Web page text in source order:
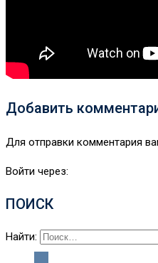
Добавить
Для отправки комментария
Войти через:
ПОИСК
Найти: